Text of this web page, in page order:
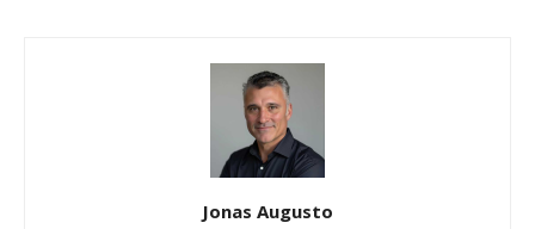
Jonas Augusto